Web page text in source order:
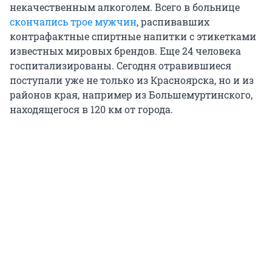
некачественным алкоголем. Всего в больнице
скончались трое мужчин, распивавших
контрафактные спиртные напитки с этикетками
известных мировых брендов. Еще 24 человека
госпитализированы. Сегодня отравившиеся
поступали уже не только из Красноярска, но и из
районов края, например из Большемуртинского,
находящегося в 120 км от города.